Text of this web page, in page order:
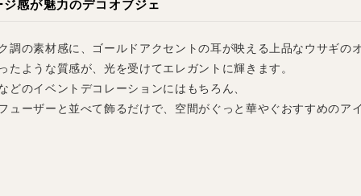
感が魅力のデコオブジェ
調の素材感に、ゴールドアクセントの耳が映える上品なウサギのオ
たような質感が、光を受けてエレガントに輝きます。
どのイベントデコレーションにはもちろん、
ューザーと並べて飾るだけで、空間がぐっと華やぐおすすめのア